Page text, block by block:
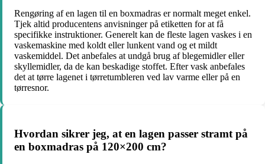
Rengøring af en lagen til en boxmadras er normalt meget enkel.
Tjek altid producentens anvisninger på etiketten for at få
specifikke instruktioner. Generelt kan de fleste lagen vaskes i en
vaskemaskine med koldt eller lunkent vand og et mildt
vaskemiddel. Det anbefales at undgå brug af blegemidler eller
skyllemidler, da de kan beskadige stoffet. Efter vask anbefales
det at tørre lagenet i tørretumbleren ved lav varme eller på en
tørresnor.
Hvordan sikrer jeg, at en lagen passer stramt på
en boxmadras på 120×200 cm?